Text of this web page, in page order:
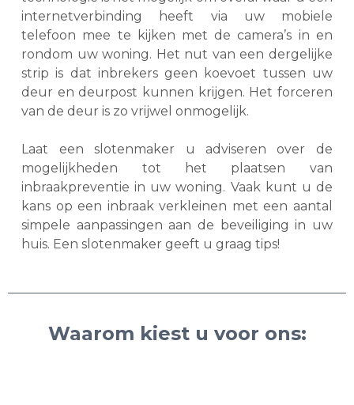
internetverbinding heeft via uw mobiele
telefoon mee te kijken met de camera’s in en
rondom uw woning. Het nut van een dergelijke
strip is dat inbrekers geen koevoet tussen uw
deur en deurpost kunnen krijgen. Het forceren
van de deur is zo vrijwel onmogelijk.
Laat een slotenmaker u adviseren over de
mogelijkheden tot het plaatsen van
inbraakpreventie in uw woning. Vaak kunt u de
kans op een inbraak verkleinen met een aantal
simpele aanpassingen aan de beveiliging in uw
huis. Een slotenmaker geeft u graag tips!
Waarom kiest u voor ons: